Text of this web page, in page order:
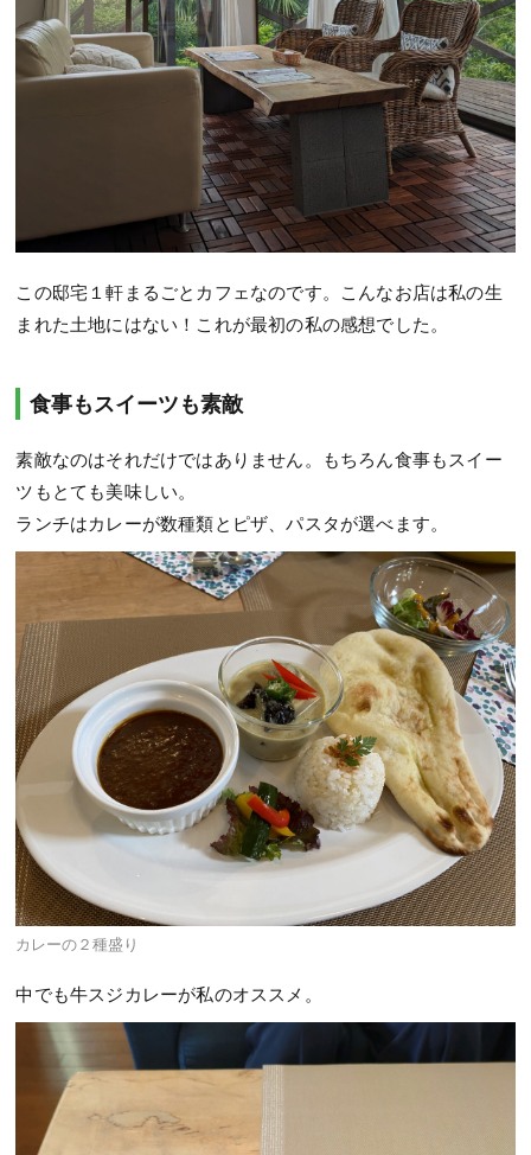
この邸宅１軒まるごとカフェなのです。こんなお店は私の生
まれた土地にはない！これが最初の私の感想でした。
食事もスイーツも素敵
素敵なのはそれだけではありません。もちろん食事もスイー
ツもとても美味しい。
ランチはカレーが数種類とピザ、パスタが選べます。
カレーの２種盛り
中でも牛スジカレーが私のオススメ。